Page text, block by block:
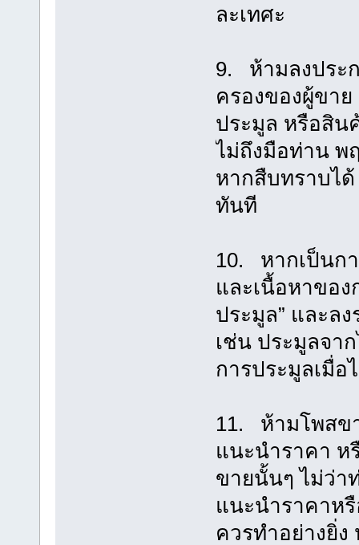
ละเทศะ
9. ห้ามลงประ
ครองของผู้ขา
ประมูล หรือสิน
ไม่ถึงมือท่าน พ
หากสืบทราบไ
ทันที
10. หากเป็นก
และเนื้อหาของ
ประมูล” และล
เช่น ประมูลจา
การประมูลเมื่อ
11. ห้ามโพสข
แนะนำราคา ห
ขายนั้นๆ ไม่ว่า
แนะนำราคาห
ควรทำอย่างยิ่